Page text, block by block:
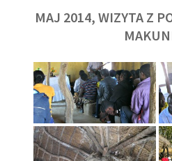
MAJ 2014, WIZYTA Z